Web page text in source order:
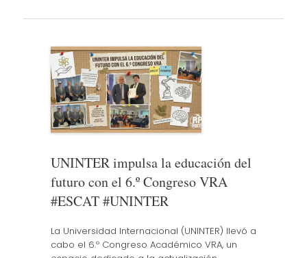
UNINTER impulsa la educación del
futuro con el 6.º Congreso VRA
#ESCAT #UNINTER
La Universidad Internacional (UNINTER) llevó a
cabo el 6.º Congreso Académico VRA, un